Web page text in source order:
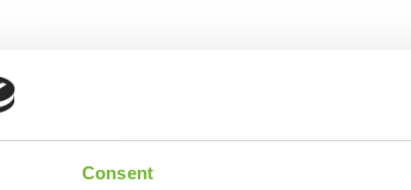
Consent
werk
we startten met de werkzaamheden,
Moerdijk in een app, de